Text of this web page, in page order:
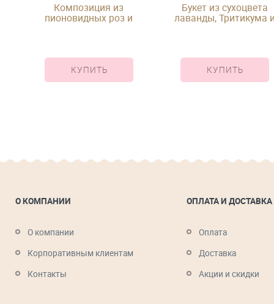
Композиция из
пионовидных роз и
КУПИТЬ
Букет из сухоцвета
лаванды, Тритикума
КУПИТЬ
О КОМПАНИИ
О компании
Корпоративным клиентам
Контакты
ОПЛАТА И ДОСТАВКА
Оплата
Доставка
Акции и скидки